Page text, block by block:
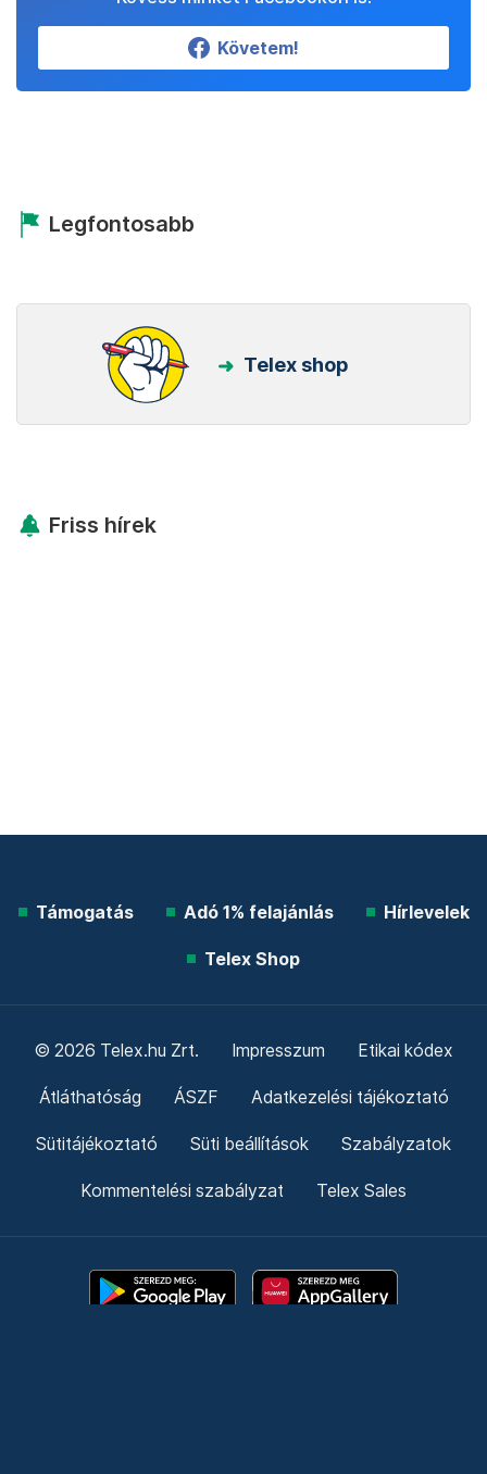
Követem!
Legfontosabb
Telex shop
Friss hírek
Támogatás Adó 1% felajánlás Hírlevelek
Telex Shop
© 2026 Telex.hu Zrt. Impresszum Etikai kódex
Átláthatóság ÁSZF Adatkezelési tájékoztató
Sütitájékoztató Süti beállítások Szabályzatok
Kommentelési szabályzat Telex Sales